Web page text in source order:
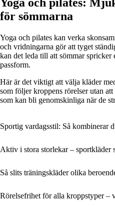
Yoga och pilates:
för sömmarna
Yoga och pilates kan verka
och vridningarna gör att tyget
kan det leda till att sömmar spricker
passform.
Här är det viktigt att välja kläder
som följer kroppens rörelser utan
som kan bli genomskinliga när de
Sportig vardagsstil: Så kombinerar
Aktiv i stora storlekar – sportkläder
Så slits träningskläder olika
Rörelsefrihet för alla kroppstyper –